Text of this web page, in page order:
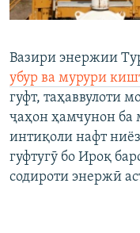
Вазири энержии
убур ва мурури
гуфт, таҳаввулоти
ҷаҳон ҳамчунон ба
интиқоли нафт
гуфтугӯ бо Ироқ
содироти энержӣ